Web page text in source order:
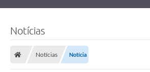
Notícias
Notícias Notícia